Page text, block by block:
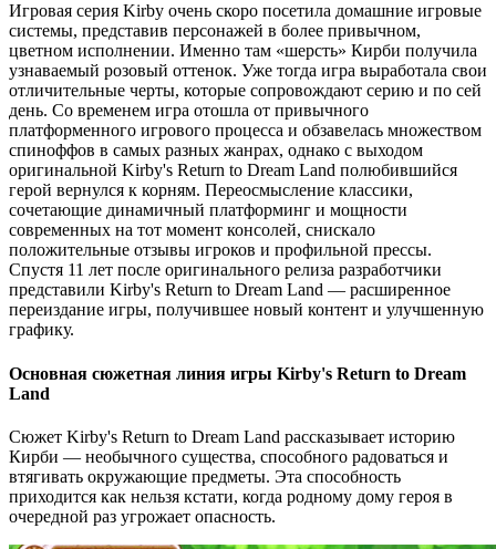
Игровая серия Kirby очень скоро посетила домашние игровые
системы, представив персонажей в более привычном,
цветном исполнении. Именно там «шерсть» Кирби получила
узнаваемый розовый оттенок. Уже тогда игра выработала свои
отличительные черты, которые сопровождают серию и по сей
день. Со временем игра отошла от привычного
платформенного игрового процесса и обзавелась множеством
спиноффов в самых разных жанрах, однако с выходом
оригинальной Kirby's Return to Dream Land полюбившийся
герой вернулся к корням. Переосмысление классики,
сочетающие динамичный платформинг и мощности
современных на тот момент консолей, снискало
положительные отзывы игроков и профильной прессы.
Спустя 11 лет после оригинального релиза разработчики
представили Kirby's Return to Dream Land — расширенное
переиздание игры, получившее новый контент и улучшенную
графику.
Основная сюжетная линия игры Kirby's Return to Dream
Land
Сюжет Kirby's Return to Dream Land рассказывает историю
Кирби — необычного существа, способного радоваться и
втягивать окружающие предметы. Эта способность
приходится как нельзя кстати, когда родному дому героя в
очередной раз угрожает опасность.